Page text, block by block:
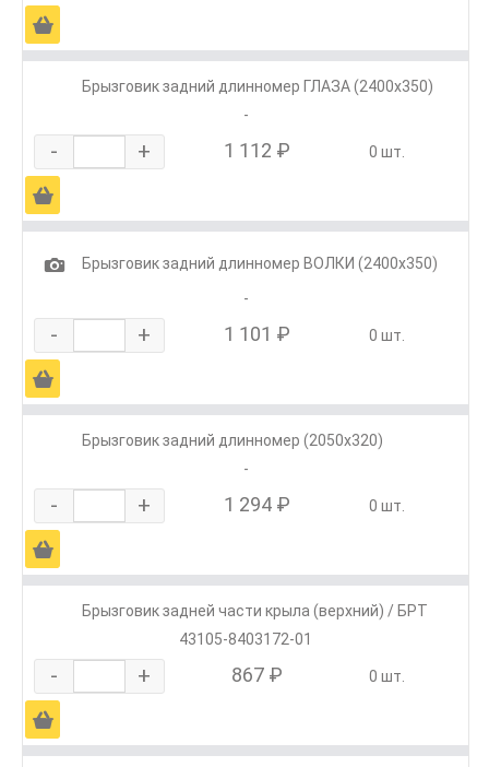
Ä
Брызговик задний длинномер ГЛАЗА (2400х350)
-
- + 1 112 ₽ 0 шт.
Ä
1
Брызговик задний длинномер ВОЛКИ (2400х350)
-
- + 1 101 ₽ 0 шт.
Ä
Брызговик задний длинномер (2050х320)
-
- + 1 294 ₽ 0 шт.
Ä
Брызговик задней части крыла (верхний) / БРТ
43105-8403172-01
- + 867 ₽ 0 шт.
Ä